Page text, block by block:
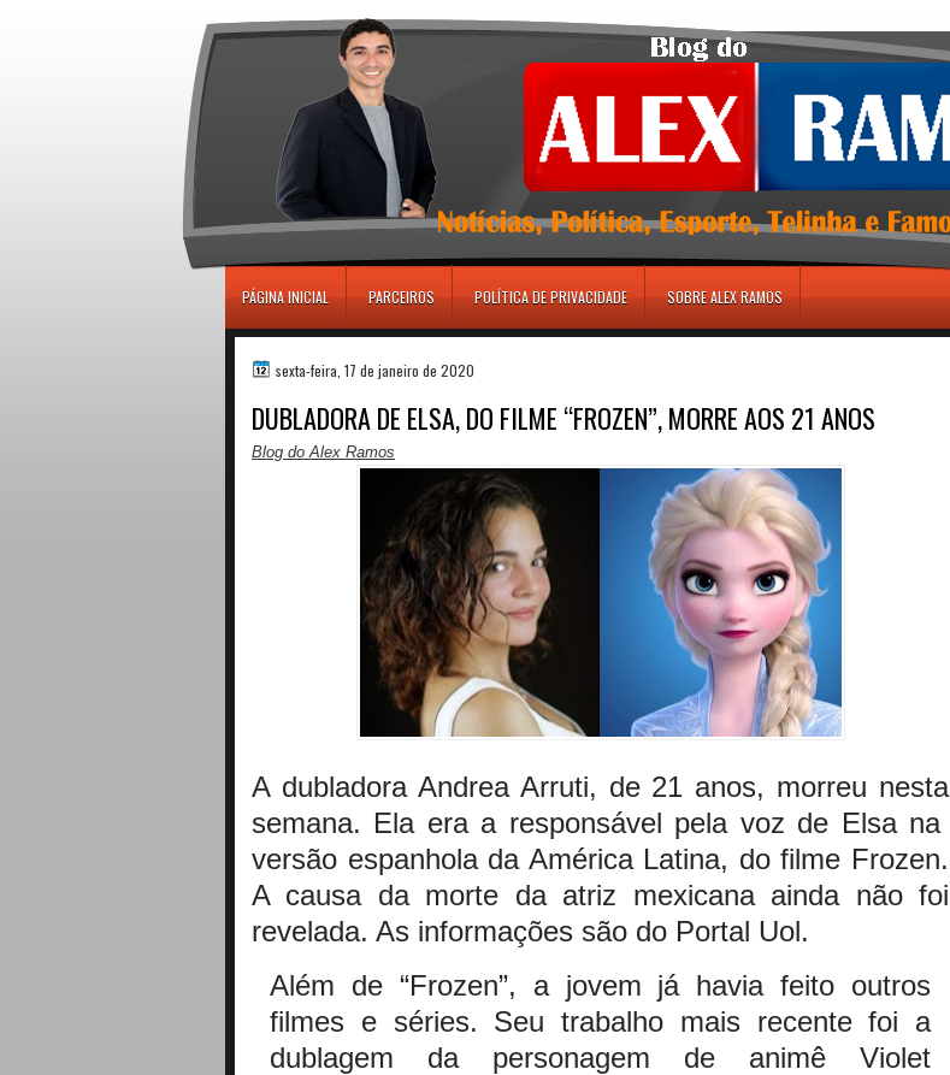
PÁGINA INICIAL PARCEIROS POLÍTICA DE PRIVACIDADE SOBRE ALEX RAMOS
sexta-feira, 17 de janeiro de 2020
DUBLADORA DE ELSA, DO FILME “FROZEN”, MORRE AOS 21 ANOS
Blog do Alex Ramos
A dubladora Andrea Arruti, de 21 anos, morreu nesta
semana. Ela era a responsável pela voz de Elsa na
versão espanhola da América Latina, do filme Frozen.
A causa da morte da atriz mexicana ainda não foi
revelada. As informações são do Portal Uol.
Além de “Frozen”, a jovem já havia feito outros
filmes e séries. Seu trabalho mais recente foi a
dublagem da personagem de animê Violet